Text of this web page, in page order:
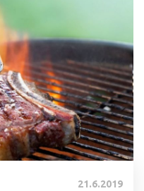
21.6.2019